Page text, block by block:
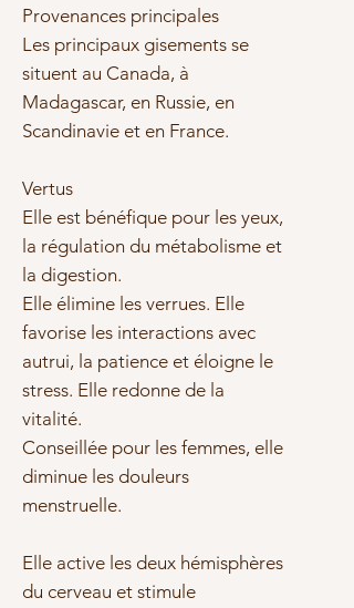
Provenances principales
Les principaux gisements se
situent au Canada, à
Madagascar, en Russie, en
Scandinavie et en France.
Vertus
Elle est bénéfique pour les yeux,
la régulation du métabolisme et
la digestion.
Elle élimine les verrues. Elle
favorise les interactions avec
autrui, la patience et éloigne le
stress. Elle redonne de la
vitalité.
Conseillée pour les femmes, elle
diminue les douleurs
menstruelle.
Elle active les deux hémisphères
du cerveau et stimule